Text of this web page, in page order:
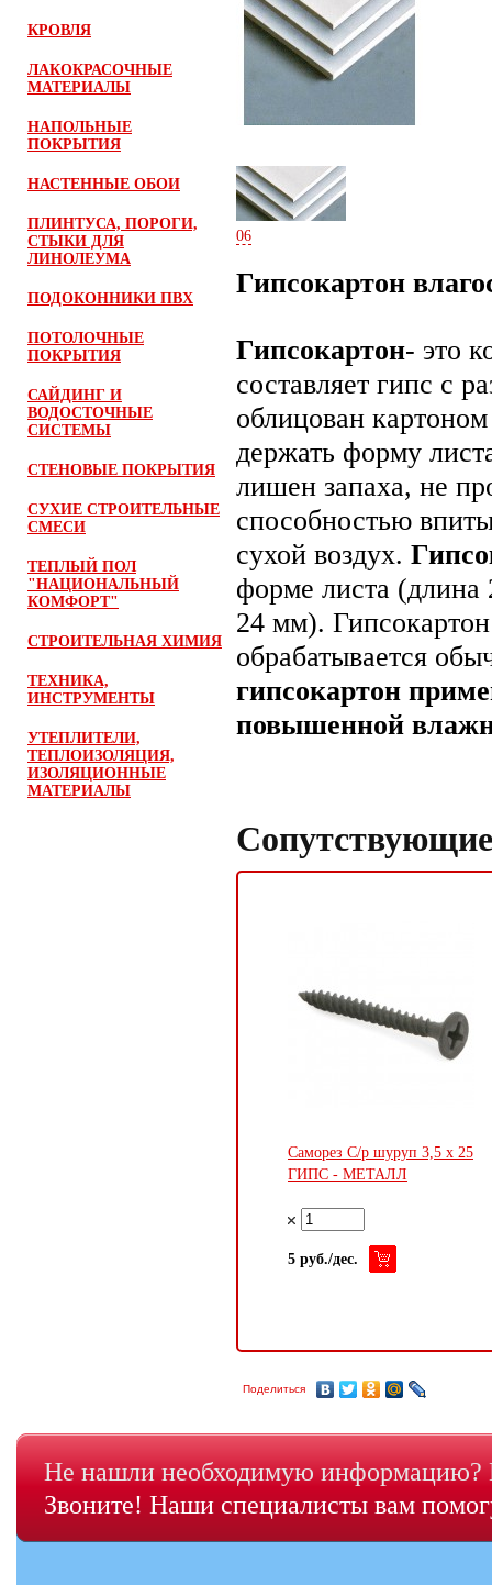
КРОВЛЯ
ЛАКОКРАСОЧНЫЕ
МАТЕРИАЛЫ
НАПОЛЬНЫЕ
ПОКРЫТИЯ
НАСТЕННЫЕ ОБОИ
ПЛИНТУСА, ПОРОГИ,
СТЫКИ ДЛЯ
ЛИНОЛЕУМА
ПОДОКОННИКИ ПВХ
ПОТОЛОЧНЫЕ
ПОКРЫТИЯ
САЙДИНГ И
ВОДОСТОЧНЫЕ
СИСТЕМЫ
СТЕНОВЫЕ ПОКРЫТИЯ
СУХИЕ СТРОИТЕЛЬНЫЕ
СМЕСИ
ТЕПЛЫЙ ПОЛ
"НАЦИОНАЛЬНЫЙ
КОМФОРТ"
СТРОИТЕЛЬНАЯ ХИМИЯ
ТЕХНИКА,
ИНСТРУМЕНТЫ
УТЕПЛИТЕЛИ,
ТЕПЛОИЗОЛЯЦИЯ,
ИЗОЛЯЦИОННЫЕ
МАТЕРИАЛЫ
06
Гипсокартон
Гипсокартон- это
составляет гипс с
облицован
держать форму
лишен запаха, не
способностью
сухой воздух.
форме листа
24 мм).
обрабатывается
гипсокартон
повышенной
Саморез С/р шуруп 3,5 х 25
ГИПС - МЕТАЛЛ
5 руб./дес.
Поделиться
Не нашли необходимую информацию?
Звоните! Наши специалисты вам